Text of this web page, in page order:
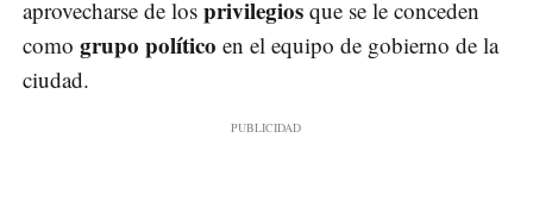
aprovecharse de los privilegios que se le conceden
como grupo político en el equipo de gobierno de la
ciudad.